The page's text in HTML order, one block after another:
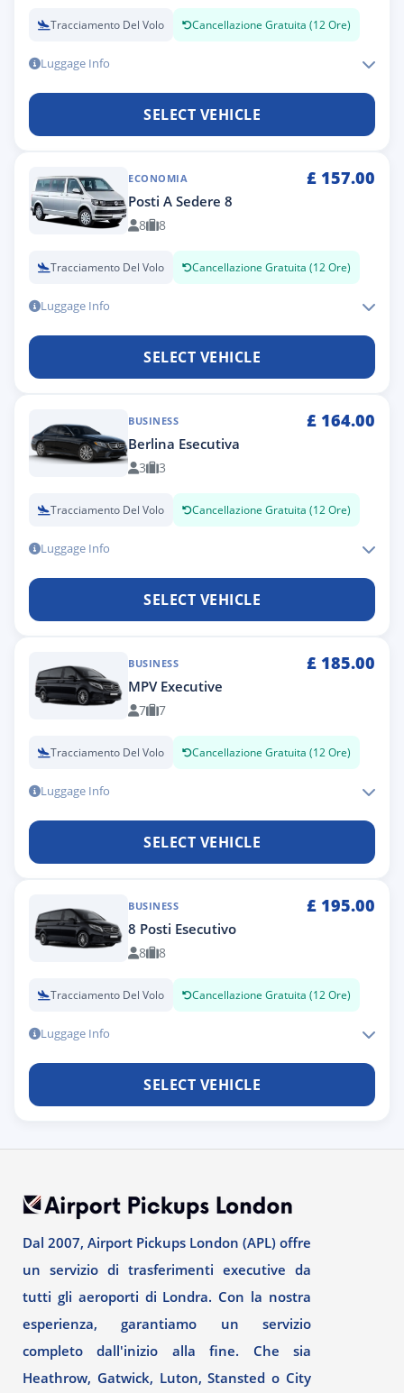
Tracciamento Del Volo Cancellazione Gratuita (12 Ore)
Luggage Info
SELECT VEHICLE
ECONOMIA £ 157.00
Posti A Sedere 8
8 8
Tracciamento Del Volo Cancellazione Gratuita (12 Ore)
Luggage Info
SELECT VEHICLE
BUSINESS £ 164.00
Berlina Esecutiva
3 3
Tracciamento Del Volo Cancellazione Gratuita (12 Ore)
Luggage Info
SELECT VEHICLE
BUSINESS £ 185.00
MPV Executive
7 7
Tracciamento Del Volo Cancellazione Gratuita (12 Ore)
Luggage Info
SELECT VEHICLE
BUSINESS £ 195.00
8 Posti Esecutivo
8 8
Tracciamento Del Volo Cancellazione Gratuita (12 Ore)
Luggage Info
SELECT VEHICLE
Dal 2007, Airport Pickups London (APL) offre
un servizio di trasferimenti executive da
tutti gli aeroporti di Londra. Con la nostra
esperienza, garantiamo un servizio
completo dall'inizio alla fine. Che sia
Heathrow, Gatwick, Luton, Stansted o City